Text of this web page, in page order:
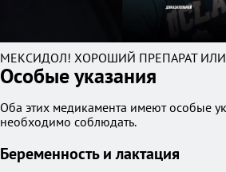
МЕКСИДОЛ! ХОРОШИЙ ПРЕПАРАТ
Особые указания
Оба этих медикамента имеют особые
необходимо соблюдать.
Беременность и лактация